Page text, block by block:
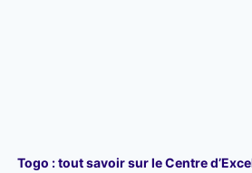
Togo : tout savoir sur le Centre